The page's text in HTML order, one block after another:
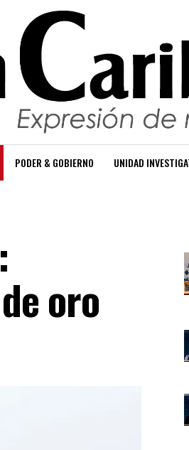
PODER & GOBIERNO UNIDAD
oro